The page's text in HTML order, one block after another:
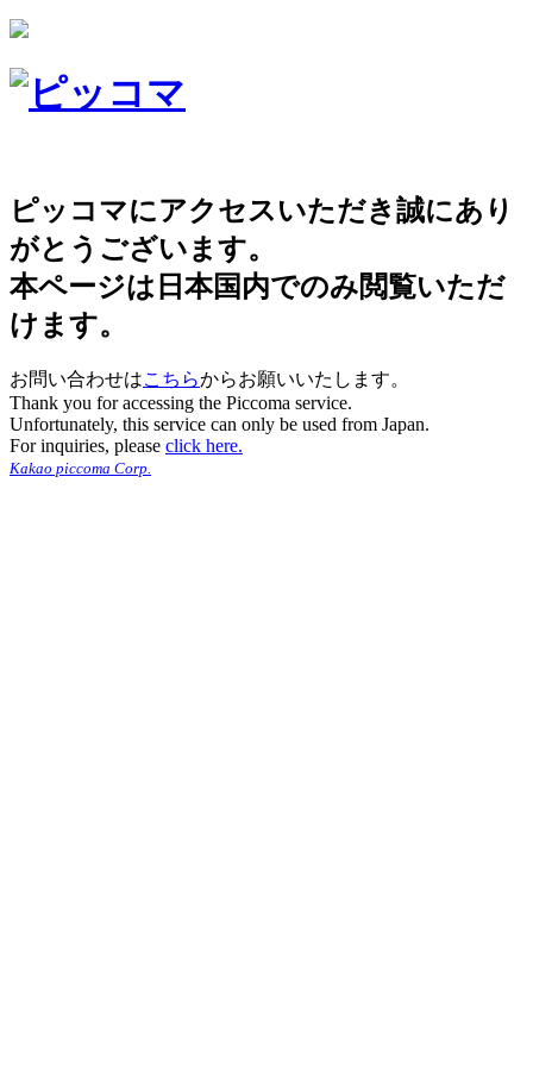
ピッコマにアクセスいただき誠にあり
がとうございます。
本ページは日本国内でのみ閲覧いただ
けます。
お問い合わせはこちらからお願いいたします。
Thank you for accessing the Piccoma service.
Unfortunately, this service can only be used from Japan.
For inquiries, please click here.
Kakao piccoma Corp.